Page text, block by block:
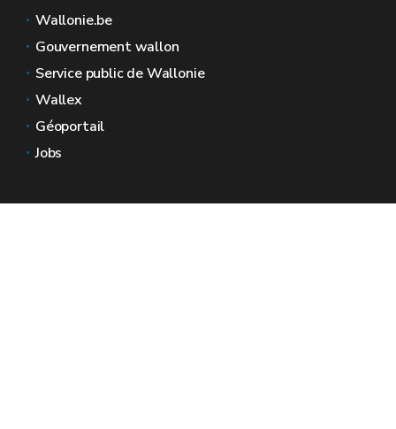
Wallonie.be
Gouvernement wallon
Service public de Wallonie
Wallex
Géoportail
Jobs